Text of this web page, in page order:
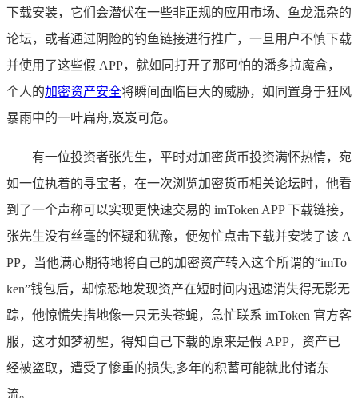
下载安装，它们会潜伏在一些非正规的应用市场、鱼龙混杂的
论坛，或者通过阴险的钓鱼链接进行推广，一旦用户不慎下载
并使用了这些假 APP，就如同打开了那可怕的潘多拉魔盒，
个人的加密资产安全将瞬间面临巨大的威胁，如同置身于狂风
暴雨中的一叶扁舟,岌岌可危。
有一位投资者张先生，平时对加密货币投资满怀热情，宛
如一位执着的寻宝者，在一次浏览加密货币相关论坛时，他看
到了一个声称可以实现更快速交易的 imToken APP 下载链接，
张先生没有丝毫的怀疑和犹豫，便匆忙点击下载并安装了该 A
PP，当他满心期待地将自己的加密资产转入这个所谓的“imTo
ken”钱包后，却惊恐地发现资产在短时间内迅速消失得无影无
踪，他惊慌失措地像一只无头苍蝇，急忙联系 imToken 官方客
服，这才如梦初醒，得知自己下载的原来是假 APP，资产已
经被盗取，遭受了惨重的损失,多年的积蓄可能就此付诸东
流。